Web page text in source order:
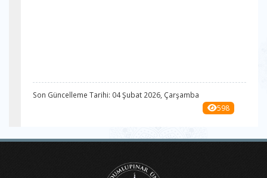
Son Güncelleme Tarihi: 04 Şubat 2026, Çarşamba
598